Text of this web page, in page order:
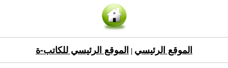
الموقع الرئيسي الموقع الرئيسي للكاتب-ة